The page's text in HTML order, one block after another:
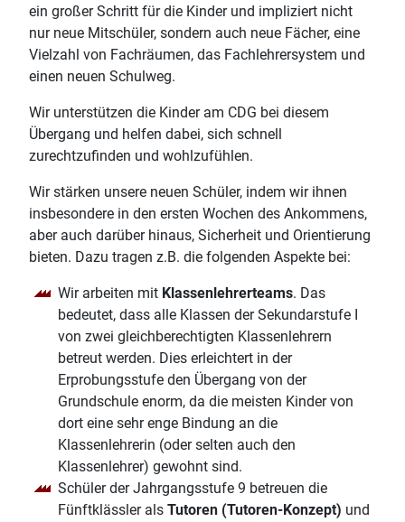
ein großer Schritt für die Kinder und impliziert nicht
nur neue Mitschüler, sondern auch neue Fächer, eine
Vielzahl von Fachräumen, das Fachlehrersystem und
einen neuen Schulweg.
Wir unterstützen die Kinder am CDG bei diesem
Übergang und helfen dabei, sich schnell
zurechtzufinden und wohlzufühlen.
Wir stärken unsere neuen Schüler, indem wir ihnen
insbesondere in den ersten Wochen des Ankommens,
aber auch darüber hinaus, Sicherheit und Orientierung
bieten. Dazu tragen z.B. die folgenden Aspekte bei:
Wir arbeiten mit Klassenlehrerteams. Das
bedeutet, dass alle Klassen der Sekundarstufe I
von zwei gleichberechtigten Klassenlehrern
betreut werden. Dies erleichtert in der
Erprobungsstufe den Übergang von der
Grundschule enorm, da die meisten Kinder von
dort eine sehr enge Bindung an die
Klassenlehrerin (oder selten auch den
Klassenlehrer) gewohnt sind.
Schüler der Jahrgangsstufe 9 betreuen die
Fünftklässler als Tutoren (Tutoren-Konzept) und